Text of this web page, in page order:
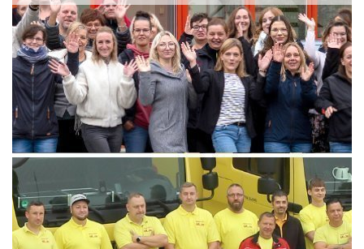
Letz-
Deals
Badezimmer-
Sets
Gästebäder
Waschtische